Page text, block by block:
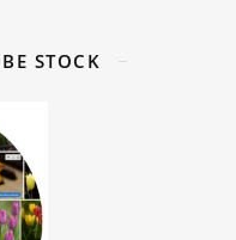
STOCK